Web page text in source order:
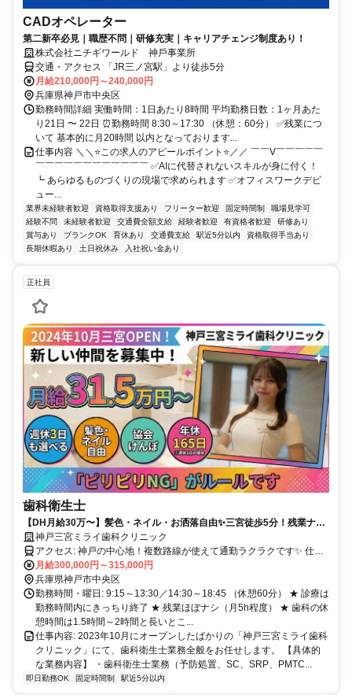
CADオペレーター
第二新卒必見｜職歴不問｜研修充実｜キャリアチェンジ制度あり！
株式会社ニチギワールド 神⼾事業所
交通・アクセス 「JR三ノ宮駅」より徒歩5分
月給210,000円～240,000円
兵庫県神戸市中央区
勤務時間詳細 実働時間：1日あたり8時間 平均勤務日数：1ヶ月あた
り21日 〜 22日 ⏰勤務時間 8:30～17:30 （休憩：60分） ✅残業につ
いて 基本的に月20時間 以内となっております...
仕事内容 ＼＼⭐この求人のアピールポイント⭐／／ ￣￣V￣￣￣￣￣
￣￣￣￣￣￣￣￣￣￣￣￣ ✅AIに代替されないスキルが身に付く！
┗ あらゆるものづくりの現場で求められます ✅オフィスワークデビ
ュー...
業界未経験者歓迎 資格取得支援あり フリーター歓迎 固定時間制
職場見学可
経験不問
未経験者歓迎 交通費全額支給 経験者歓迎 有資格者歓迎
研修あり
賞与あり
ブランクOK 育休あり 交通費支給 駅近5分以内
資格取得手当あり
長期休暇あり
土日祝休み 入社祝い金あり
正社員
歯科衛生士
【DH月給30万〜】髪色・ネイル・お洒落自由✨三宮徒歩5分！残業ナシ
×朝礼・終礼ナシの「ピリピリNG」宣言✨人間関係の悩みを卒業できる
新しいクリニックです。
神戸三宮ミライ歯科クリニック
アクセス: 神戸の中心地！複数路線が使えて通勤ラクラクです✨ 仕事
終わりのショッピングやカフェ巡りにも最高の立地！ ・JR神戸線
「三ノ宮駅」より徒歩5分 ・阪急電鉄神戸線「神戸三宮駅」より徒歩
5分 ・阪神電鉄本線「神戸三宮駅」より徒歩5分 ・Osaka Metro（地
下鉄）西神・山手線「三宮駅」より徒歩5分 ・Osaka Metro（地下
鉄）海岸線「三宮・花時計前駅」より徒歩5分 ・神戸新交通ポートア
イランド線「三宮駅」より徒歩5分
月給300,000円～315,000円
兵庫県神戸市中央区
勤務時間・曜日: 9:15～13:30／14:30～18:45 （休憩60分） ★ 診療は
勤務時間内にきっちり終了 ★ 残業ほぼナシ（月5h程度） ★ 歯科の休
憩時間は1.5時間～2時間と長いとこ...
仕事内容: 2023年10月にオープンしたばかりの「神戸三宮ミライ歯科
クリニック」にて、歯科衛生士業務全般をお任せします。 【具体的
な業務内容】 ・歯科衛生士業務（予防処置、SC、SRP、PMTC...
即日勤務OK 固定時間制 駅近5分以内